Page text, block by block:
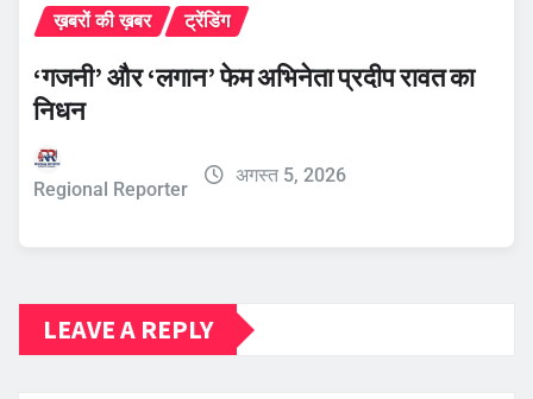
ख़बरों की ख़बर ट्रेंडिंग
‘गजनी’ और ‘लगान’ फेम अभिनेता प्रदीप रावत का
निधन
Regional Reporter
अगस्त 5, 2026
LEAVE A REPLY